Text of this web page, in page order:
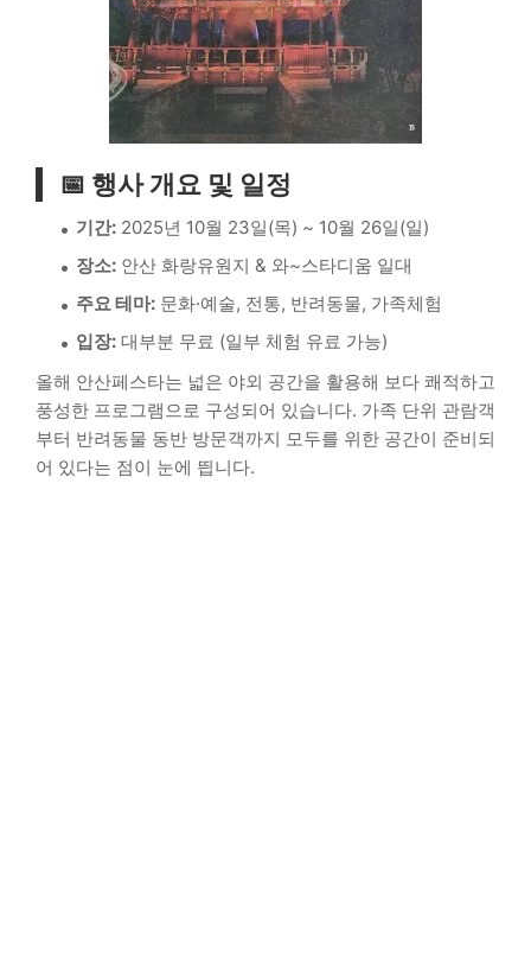
📅 행사 개요 및 일정
기간: 2025년 10월 23일(목) ~ 10월 26일(일)
장소: 안산 화랑유원지 & 와~스타디움 일대
주요 테마: 문화·예술, 전통, 반려동물, 가족체험
입장: 대부분 무료 (일부 체험 유료 가능)
올해 안산페스타는 넓은 야외 공간을 활용해 보다 쾌적하고
풍성한 프로그램으로 구성되어 있습니다. 가족 단위 관람객
부터 반려동물 동반 방문객까지 모두를 위한 공간이 준비되
어 있다는 점이 눈에 띕니다.